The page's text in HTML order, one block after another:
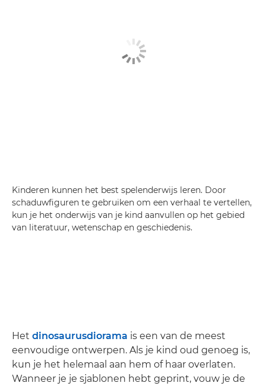
Kinderen kunnen het best spelenderwijs leren. Door
schaduwfiguren te gebruiken om een verhaal te vertellen,
kun je het onderwijs van je kind aanvullen op het gebied
van literatuur, wetenschap en geschiedenis.
Het dinosaurusdiorama is een van de meest
eenvoudige ontwerpen. Als je kind oud genoeg is,
kun je het helemaal aan hem of haar overlaten.
Wanneer je je sjablonen hebt geprint, vouw je de